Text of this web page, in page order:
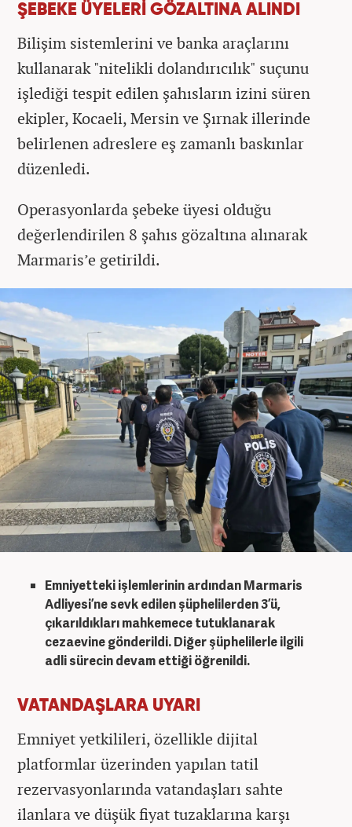
ŞEBEKE ÜYELERİ GÖZALTINA ALINDI
Bilişim sistemlerini ve banka araçlarını
kullanarak "nitelikli dolandırıcılık" suçunu
işlediği tespit edilen şahısların izini süren
ekipler, Kocaeli, Mersin ve Şırnak illerinde
belirlenen adreslere eş zamanlı baskınlar
düzenledi.
Operasyonlarda şebeke üyesi olduğu
değerlendirilen 8 şahıs gözaltına alınarak
Marmaris’e getirildi.
Emniyetteki işlemlerinin ardından Marmaris
Adliyesi’ne sevk edilen şüphelilerden 3’ü,
çıkarıldıkları mahkemece tutuklanarak
cezaevine gönderildi. Diğer şüphelilerle ilgili
adli sürecin devam ettiği öğrenildi.
VATANDAŞLARA UYARI
Emniyet yetkilileri, özellikle dijital
platformlar üzerinden yapılan tatil
rezervasyonlarında vatandaşları sahte
ilanlara ve düşük fiyat tuzaklarına karşı